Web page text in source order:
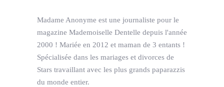
Madame Anonyme est une journaliste pour le
magazine Mademoiselle Dentelle depuis l'année
2000 ! Mariée en 2012 et maman de 3 entants !
Spécialisée dans les mariages et divorces de
Stars travaillant avec les plus grands paparazzis
du monde entier.